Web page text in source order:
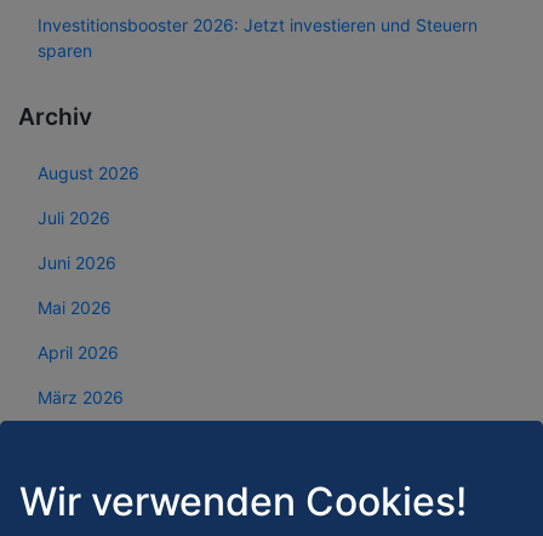
Investitionsbooster 2026: Jetzt investieren und Steuern
sparen
Archiv
August 2026
Juli 2026
Juni 2026
Mai 2026
April 2026
März 2026
Januar 2026
Wir verwenden Cookies!